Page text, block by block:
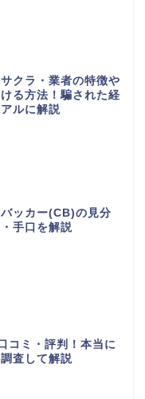
クラ・業者の特徴や
る方法！騙された経
ルに解説
ッカー(CB)の見分
手口を解説
コミ・評判！本当に
査して解説